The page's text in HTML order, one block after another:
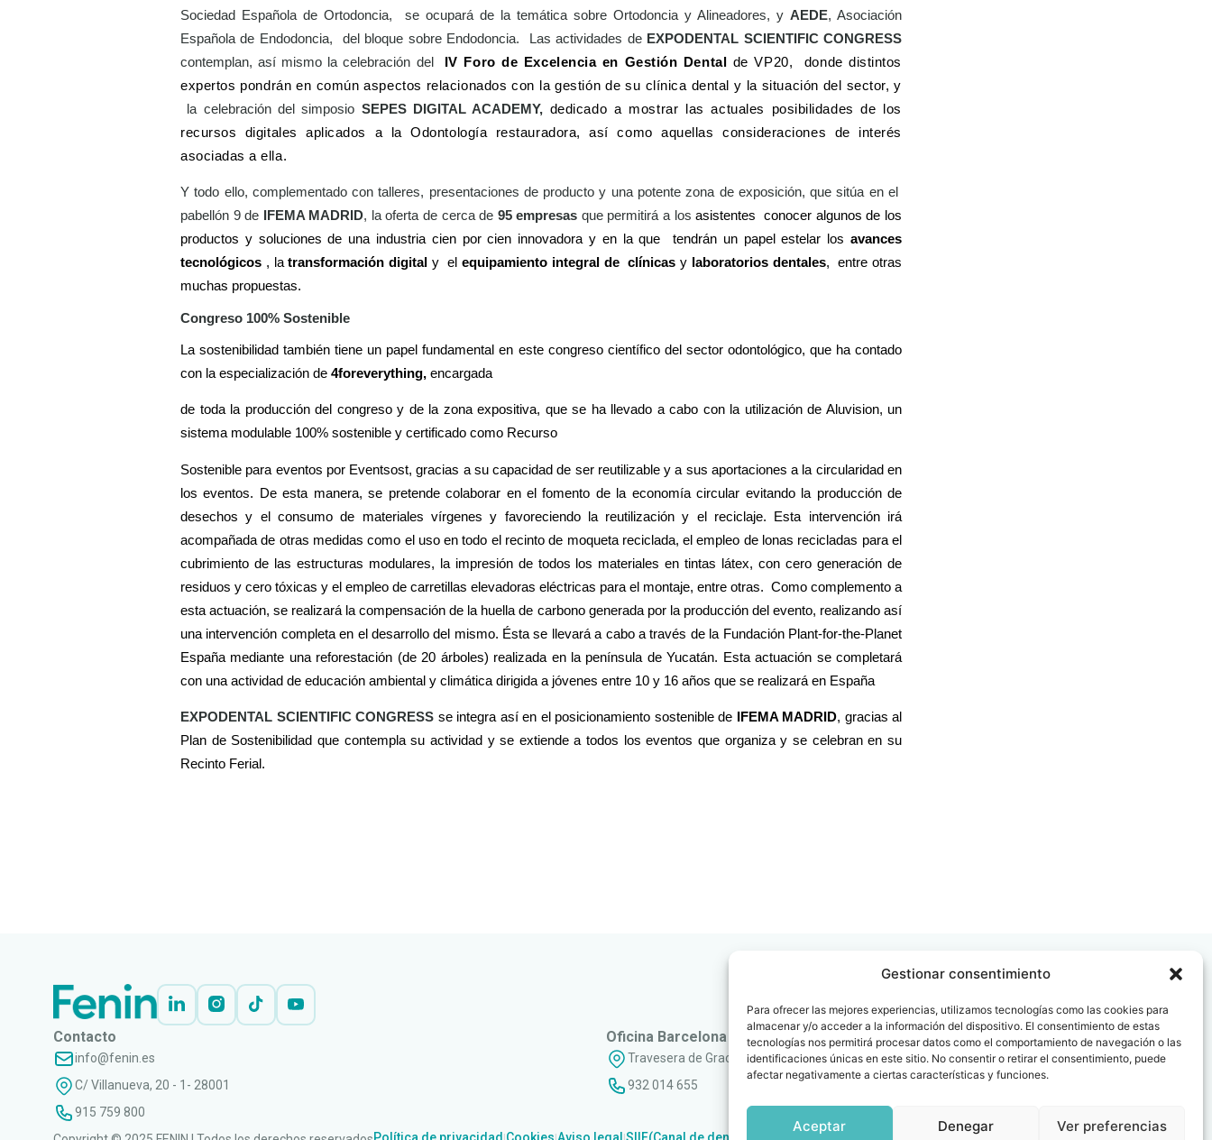
Gestionar consentimiento
Para ofrecer las mejores experiencias, utilizamos tecnologías como las cookies para
almacenar y/o acceder a la información del dispositivo. El consentimiento de estas
tecnologías nos permitirá procesar datos como el comportamiento de navegación o las
identificaciones únicas en este sitio. No consentir o retirar el consentimiento, puede
afectar negativamente a ciertas características y funciones.
Aceptar Denegar Ver preferencias
Sociedad Española de Ortodoncia,
se ocupará de la temática sobre Ortodoncia y Alineadores, y AEDE, Asociación
Española de Endodoncia,
del bloque sobre Endodoncia. Lasactividades de EXPODENTAL SCIENTIFIC CONGRESS
contemplan, así mismo la celebración del
IV Foro de Excelencia en Gestión Dental de VP20,
donde distintos
expertos pondrán en común aspectos relacionados con la gestión de su clínica dental y la situación del sector, y
la celebración del simposio SEPES DIGITAL ACADEMY, dedicado a mostrar las actuales posibilidades de los
recursos digitales aplicados a la Odontología restauradora, así como aquellas consideraciones de interés
asociadas a ella.
Y todo ello, complementado con talleres, presentaciones de producto y una potente zona de exposición, que sitúa en el
pabellón 9 de
IFEMA MADRID, la oferta de cerca de 95 empresas que permitirá a losasistentes
conocer algunos de los
productos y soluciones de una industria cien por cien innovadora y en la que
tendrán un papel estelar losavances
tecnológicos , latransformación digital y elequipamiento integral de clínicas y laboratorios dentales,
entre otras
muchas propuestas.
Congreso 100% Sostenible
La sostenibilidad también tiene un papel fundamental en este congreso científico del sector odontológico, que ha contado
con la especialización de 4foreverything, encargada
de toda la producción del congreso y de la zona expositiva, que se ha llevado a cabo con la utilización de Aluvision, un
sistema modulable 100% sostenible y certificado como Recurso
Sostenible para eventos por Eventsost, gracias a su capacidad de ser reutilizable y a sus aportaciones a la circularidad en
los eventos. De esta manera, se pretende colaborar en el fomento de la economía circular evitando la producción de
desechos y el consumo de materiales vírgenes y favoreciendo la reutilización y el reciclaje. Esta intervención irá
acompañada de otras medidas como el uso en todo el recinto de moqueta reciclada, el empleo de lonas recicladas para el
cubrimiento de las estructuras modulares, la impresión de todos los materiales en tintas látex, con cero generación de
residuos y cero tóxicas y el empleo de carretillas elevadoras eléctricas para el montaje, entre otras. Como complemento a
esta actuación, se realizará la compensación de la huella de carbono generada por la producción del evento, realizando así
una intervención completa en el desarrollo del mismo. Ésta se llevará a cabo a través de la Fundación Plant-for-the-Planet
España mediante una reforestación (de 20 árboles) realizada en la península de Yucatán. Esta actuación se completará
con una actividad de educación ambiental y climática dirigida a jóvenes entre 10 y 16 años que se realizará en España
EXPODENTAL SCIENTIFIC CONGRESS se integra así en el posicionamiento sostenible de IFEMA MADRID, gracias al
Plan de Sostenibilidad que contempla su actividad y se extiende a todos los eventos que organiza y se celebran en su
Recinto Ferial.
Contacto
info@fenin.es
C/ Villanueva, 20 - 1- 28001
915 759 800
Oficina Barcelona
Travesera de Gracia, 56 - 1º, 3ª 08006
932 014 655